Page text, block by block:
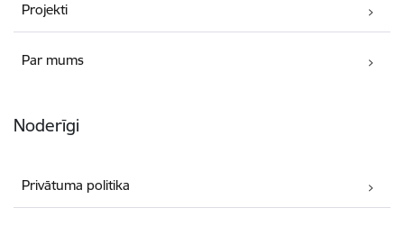
Projekti
Par mums
Noderīgi
Privātuma politika